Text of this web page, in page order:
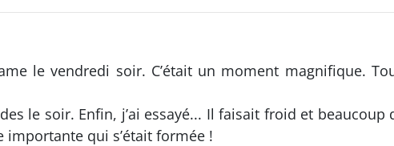
le vendredi soir. C’était un moment magnifique.
le soir. Enfin, j’ai essayé... Il faisait froid et
qui s’était formée !